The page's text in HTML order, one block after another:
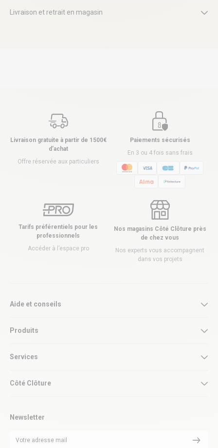
Livraison et retrait en magasin
Livraison gratuite à partir de 1500€
d’achat
Offre réservée aux particuliers
Paiements sécurisés
En 3 ou 4 fois sans frais
Tarifs préférentiels pour les
professionnels
Accéder à l’espace pro
Nos magasins Côté Clôture près
de chez vous
Nos experts vous accompagnent
dans vos projets
Aide et conseils
Produits
Services
Côté Clôture
Newsletter